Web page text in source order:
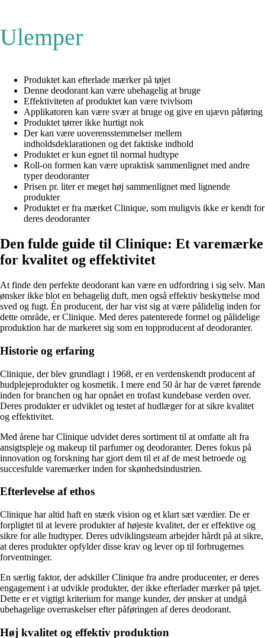
Ulemper
Produktet kan efterlade mærker på tøjet
Denne deodorant kan være ubehagelig at bruge
Effektiviteten af produktet kan være tvivlsom
Applikatoren kan være svær at bruge og give en ujævn påføring
Produktet tørrer ikke hurtigt nok
Der kan være uoverensstemmelser mellem
indholdsdeklarationen og det faktiske indhold
Produktet er kun egnet til normal hudtype
Roll-on formen kan være upraktisk sammenlignet med andre
typer deodoranter
Prisen pr. liter er meget høj sammenlignet med lignende
produkter
Produktet er fra mærket Clinique, som muligvis ikke er kendt for
deres deodoranter
Den fulde guide til Clinique: Et varemærke
for kvalitet og effektivitet
At finde den perfekte deodorant kan være en udfordring i sig selv. Man
ønsker ikke blot en behagelig duft, men også effektiv beskyttelse mod
sved og fugt. Én producent, der har vist sig at være pålidelig inden for
dette område, er Clinique. Med deres patenterede formel og pålidelige
produktion har de markeret sig som en topproducent af deodoranter.
Historie og erfaring
Clinique, der blev grundlagt i 1968, er en verdenskendt producent af
hudplejeprodukter og kosmetik. I mere end 50 år har de været førende
inden for branchen og har opnået en trofast kundebase verden over.
Deres produkter er udviklet og testet af hudlæger for at sikre kvalitet
og effektivitet.
Med årene har Clinique udvidet deres sortiment til at omfatte alt fra
ansigtspleje og makeup til parfumer og deodoranter. Deres fokus på
innovation og forskning har gjort dem til et af de mest betroede og
succesfulde varemærker inden for skønhedsindustrien.
Efterlevelse af ethos
Clinique har altid haft en stærk vision og et klart sæt værdier. De er
forpligtet til at levere produkter af højeste kvalitet, der er effektive og
sikre for alle hudtyper. Deres udviklingsteam arbejder hårdt på at sikre,
at deres produkter opfylder disse krav og lever op til forbrugernes
forventninger.
En særlig faktor, der adskiller Clinique fra andre producenter, er deres
engagement i at udvikle produkter, der ikke efterlader mærker på tøjet.
Dette er et vigtigt kriterium for mange kunder, der ønsker at undgå
ubehagelige overraskelser efter påføringen af deres deodorant.
Høj kvalitet og effektiv produktion